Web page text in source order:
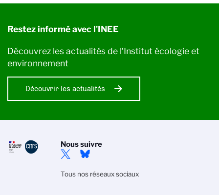
Restez informé avec l'INEE
Découvrez les actualités de l’Institut écologie et
environnement
Découvrir les actualités
Nous suivre
Tous nos réseaux sociaux